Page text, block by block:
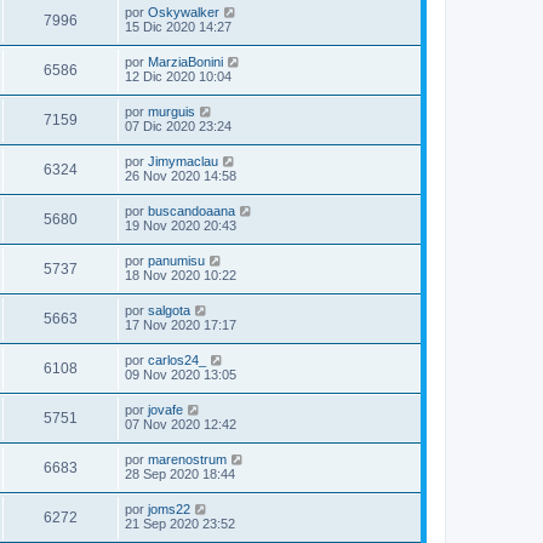
7996 por Oskywalker
15 Dic 2020 14:27
6586 por MarziaBonini
12 Dic 2020 10:04
7159 por murguis
07 Dic 2020 23:24
6324 por Jimymaclau
26 Nov 2020 14:58
5680 por buscandoaana
19 Nov 2020 20:43
5737 por panumisu
18 Nov 2020 10:22
5663 por salgota
17 Nov 2020 17:17
6108 por carlos24_
09 Nov 2020 13:05
5751 por jovafe
07 Nov 2020 12:42
6683 por marenostrum
28 Sep 2020 18:44
6272 por joms22
21 Sep 2020 23:52